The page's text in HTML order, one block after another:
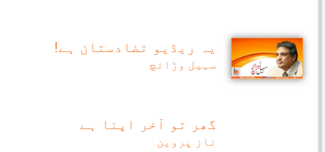
یہ ریڈیو تضادستان ہے!
سہیل وڑائچ
گھر تو آخر اپنا ہے
ناز پروین